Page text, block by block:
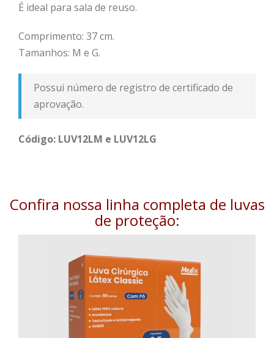
É ideal para sala de reuso.
Comprimento: 37 cm.
Tamanhos: M e G.
Possui número de registro de certificado de
aprovação.
Código: LUV12LM e LUV12LG
Confira nossa linha completa de luvas
de proteção: